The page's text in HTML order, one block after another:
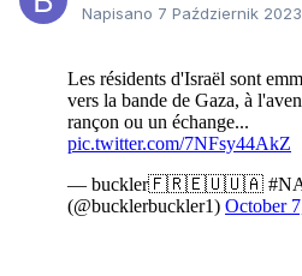
Napisano 7 Październik 2023